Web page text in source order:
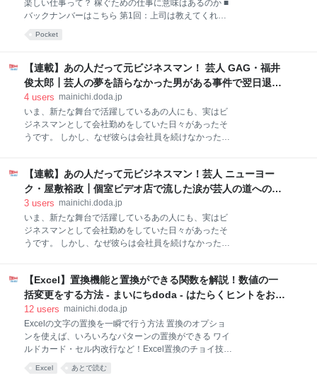
を使っている方のみ利用可能です。「SWITCH関数が
使えない」「SWITCH関数が機能しない」という場合
には、バージョンが古いものである可能性もあるの
楽しい仕事って？ 稼ぐための仕事に意味はあるのか ■
バックナンバーはこちら 第1回：上司は教えてくれな
回：ネガティブ思考を吹っ飛ばすために「脳を鍛え
る」？ “がんばりすきない休み方”が仕事を楽にする 王
道の道を行って苦労するなら、喜んで近道を使う ――
自分に言い聞かせて、セクハラやパワハラを受けても
我慢してしまったり、遅くまで残業してしまったりす
る人も中にはいると思います。それはどう感じます
りないんで抵抗しますね。今の仕事でも「どういうこ
とですかこれ？」って。それがめんどくさいって思わ
れて、もう呼ば
Pocket
【連載】あの人だって元ビジネスマン！ 芸人 GAG・福井
俊太郎┃芸人の夢を語らなかった男がある事件で翌日退
職。芸人の道へ - まいにちdoda - はたらくヒントをお届け
4 users mainichi.doda.jp
いま、新たな舞台で活躍しているあの人にも、実はビ
ジネスマンとして会社勤めをしていた日々があったそ
うです。 しかし、なぜ彼らは会社員を続けなかったの
――。 今回は、3年連続「キングオブコント」ファイ
ナリストのトリオ、GAGのキーマン・福井俊太郎さん
が登場！ 「芸人になりたい」と誰にも語ったことのな
かった一介のサラリーマンがなぜ、芸人を志したので
しょうか。 GAG・福井俊太郎 1980年生まれ。兵庫県
出身。NSC 大阪校27期生。近畿大学経済学部卒業
「GAG少年楽団（現・GAG）」を結成する。2017年
以降3年連続で「キングオブコント」ファイナリス
ト。2019年には4位に入賞し、今注目の芸人として人
気を
【連載】あの人だって元ビジネスマン！芸人 ニューヨー
ク・屋敷裕政┃個室ビデオ店で流した涙が芸人の道への第
一歩 - まいにちdoda - はたらくヒントをお届け
3 users mainichi.doda.jp
いま、新たな舞台で活躍しているあの人にも、実はビ
ジネスマンとして会社勤めをしていた日々があったそ
うです。 しかし、なぜ彼らは会社員を続けなかったの
した――。 今回は、ニューヨーク・屋敷裕政さんが登
場！ 人気バラエティ番組のテレビマンとして、多忙な
日々を経験……。そこは噂通りの業界でした。でも、
支えとなったのは数少ない同期の存在でした。 ニュー
ヨーク・屋敷裕政 1986年生まれ、三重県出身。NSC
東京校15期生。同志社大学経済学部卒業後、テレビ制
『ザ!鉄腕!DASH!!』など人気番組のテレビマンとして
【Excel】置換機能と置換ができる関数を解説！数値の一
括変更をする方法 - まいにちdoda - はたらくヒントをお届
け
12 users mainichi.doda.jp
Excelの文字の置換を一瞬で行う方法 置換のオプショ
ンを使えば、いろいろなパターンの置換ができる ワイ
ルドカード・セル内改行など！Excel置換のチョイ技テ
クニックを紹介 特定の文字列を検索し、それを別の文
字列に置換するSUBSTITUTE関数 SUBSTITUTE関数
Excel あとで読む